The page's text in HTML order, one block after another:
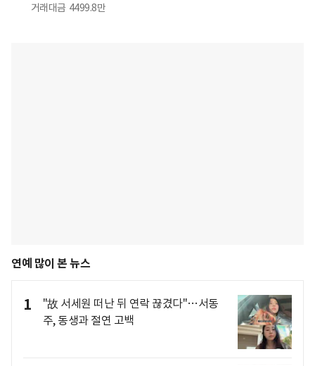
거래대금 4499.8만
연예 많이 본 뉴스
1
"故 서세원 떠난 뒤 연락 끊겼다"…서동
주, 동생과 절연 고백